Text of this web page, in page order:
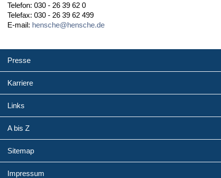
Telefon: 030 - 26 39 62 0
Telefax: 030 - 26 39 62 499
E-mail: hensche@hensche.de
Presse
Karriere
Links
A bis Z
Sitemap
Impressum